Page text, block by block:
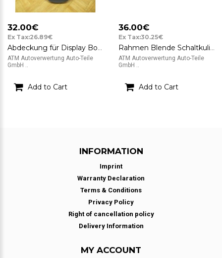
32.00€
Ex Tax:26.89€
Abdeckung für Display Bordcomputer Opel Corsa D GM 13295003
ATM Autoverwertung Auto-Teile
GmbH ..
Add to Cart
36.00€
Ex Tax:30.25€
Rahmen Blende Schaltkulisse Verkleidung Dekorleiste Ford KA 2 II plastal C528
ATM Autoverwertung Auto-Teile
GmbH ..
Add to Cart
INFORMATION
Imprint
Warranty Declaration
Terms & Conditions
Privacy Policy
Right of cancellation policy
Delivery Information
MY ACCOUNT